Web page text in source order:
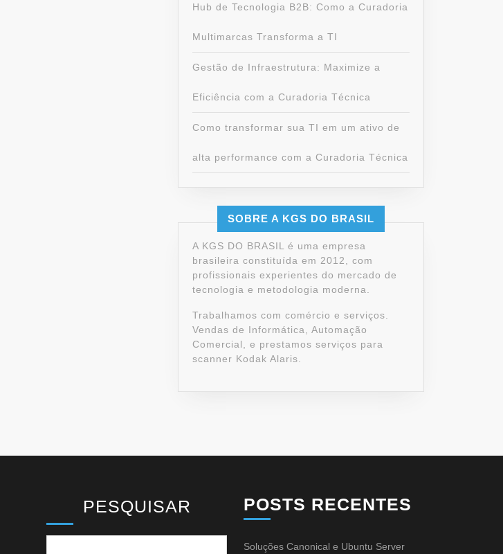
Hub de Tecnologia B2B: Como a Curadoria
Multimarcas Transforma a TI
Gestão de Infraestrutura: Maximize a
Eficiência com a Curadoria Técnica
Como transformar sua TI em um ativo de
alta performance com a Curadoria Técnica
SOBRE A KGS DO BRASIL
A KGS DO BRASIL é uma empresa
brasileira constituída em 2012, com
profissionais experientes do mercado de
tecnologia e metodologia moderna.
Trabalhamos com comércio e serviços.
Vendas de Informática, Automação
Comercial, e prestamos serviços para
scanner Kodak Alaris.
PESQUISAR POSTS RECENTES
Soluções Canonical e Ubuntu Server